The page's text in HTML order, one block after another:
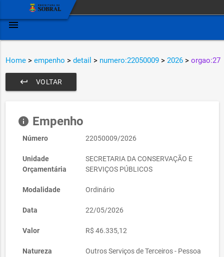
menu
Home > empenho > detail > numero:22050009 > 2026 > orgao:27
VOLTAR
keyboard_return
info Empenho
Número 22050009/2026
Unidade
Orçamentária
SECRETARIA DA CONSERVAÇÃO E
SERVIÇOS PÚBLICOS
Modalidade Ordinário
Data 22/05/2026
Valor R$ 46.335,12
Natureza
Outros Serviços de Terceiros - Pessoa